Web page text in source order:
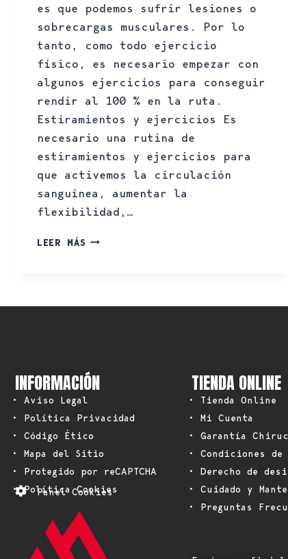
es que podemos sufrir lesiones o
sobrecargas musculares. Por lo
tanto, como todo ejercicio
físico, es necesario empezar con
algunos ejercicios para conseguir
rendir al 100 % en la ruta.
Estiramientos y ejercicios Es
necesario una rutina de
estiramientos y ejercicios para
que activemos la circulación
sanguínea, aumentar la
flexibilidad,…
LEER MÁS
INFORMACIÓN
• Aviso Legal
• Política Privacidad
• Código Ético
• Mapa del Sitio
• Protegido por reCAPTCHA
• Política Cookies
Panel Cookies
TIENDA ONLINE
• Tienda Online
• Mi Cuenta
• Garantía
• Condiciones de
• Derecho de
• Cuidado y
• Preguntas